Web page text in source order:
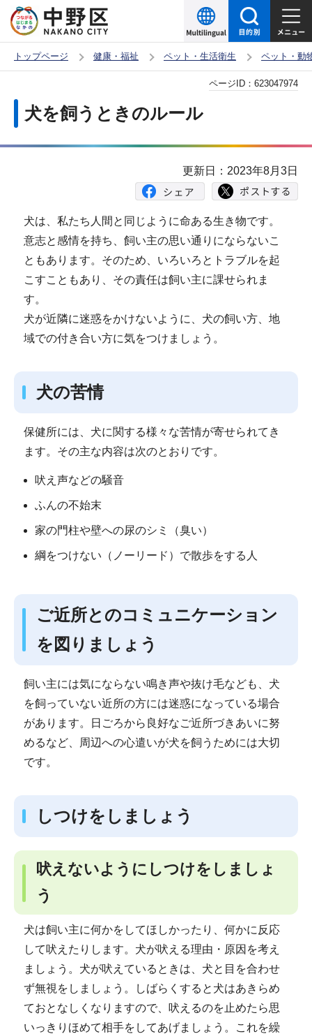
の
ー
頭
トップページ 健康・福祉 ペット・生活衛生 ペット・動
犬を飼うときのルール
ページID： 623047974
更新日：2023年8月3日
犬は、私たち人間と同じように命ある生き物です。
意志と感情を持ち、飼い主の思い通りにならないこ
ともあります。そのため、いろいろとトラブルを起
こすこともあり、その責任は飼い主に課せられま
す。
犬が近隣に迷惑をかけないように、犬の飼い方、地
域での付き合い方に気をつけましょう。
犬の苦情
保健所には、犬に関する様々な苦情が寄せられてき
ます。その主な内容は次のとおりです。
吠え声などの騒音
ふんの不始末
家の門柱や壁への尿のシミ（臭い）
綱をつけない（ノーリード）で散歩をする人
ご近所とのコミュニケーション
を図りましょう
飼い主には気にならない鳴き声や抜け毛なども、犬
を飼っていない近所の方には迷惑になっている場合
があります。日ごろから良好なご近所づきあいに努
めるなど、周辺への心遣いが犬を飼うためには大切
です。
しつけをしましょう
吠えないようにしつけをしましょ
う
犬は飼い主に何かをしてほしかったり、何かに反応
して吠えたりします。犬が吠える理由・原因を考え
ましょう。犬が吠えているときは、犬と目を合わせ
ず無視をしましょう。しばらくすると犬はあきらめ
ておとなしくなりますので、吠えるのを止めたら思
いっきりほめて相手をしてあげましょう。これを繰